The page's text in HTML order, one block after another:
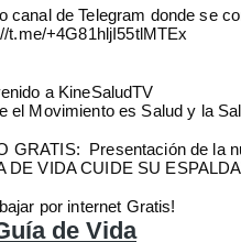
canal de Telegram donde se
t.me/+4G81hljI55tlMTEx
a KineSaludTV
el Movimiento es Salud y la
GRATIS: Presentación de la
DE VIDA CUIDE SU
por internet Gratis!